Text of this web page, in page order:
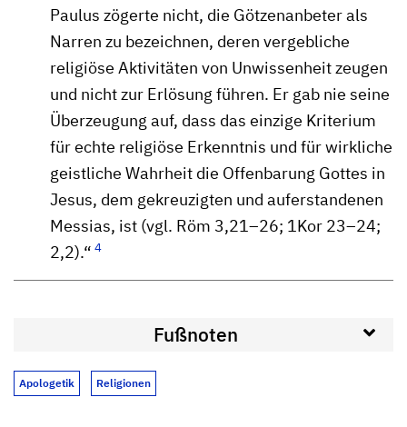
Paulus zögerte nicht, die Götzenanbeter als
Narren zu bezeichnen, deren vergebliche
religiöse Aktivitäten von Unwissenheit zeugen
und nicht zur Erlösung führen. Er gab nie seine
Überzeugung auf, dass das einzige Kriterium
für echte religiöse Erkenntnis und für wirkliche
geistliche Wahrheit die Offenbarung Gottes in
Jesus, dem gekreuzigten und auferstandenen
Messias, ist (vgl. Röm 3,21–26; 1Kor 23–24;
2,2).“ 4
Fußnoten
Apologetik Religionen